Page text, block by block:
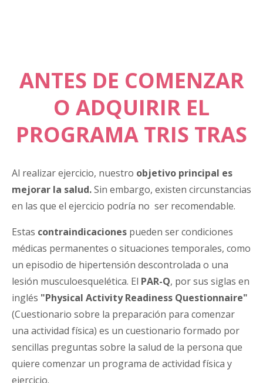
ANTES DE COMENZAR
O ADQUIRIR EL
PROGRAMA TRIS TRAS
Al realizar ejercicio, nuestro objetivo principal es
mejorar la salud.Sin embargo, existen circunstancias
en las que el ejercicio podría no ser recomendable.
Estas contraindicaciones pueden ser condiciones
médicas permanentes o situaciones temporales, como
un episodio de hipertensión descontrolada o una
lesión musculoesquelética. El PAR-Q, por sus siglas en
inglés "Physical Activity Readiness Questionnaire"
(Cuestionario sobre la preparación para comenzar
una actividad física) es un cuestionario formado por
sencillas preguntas sobre la salud de la persona que
quiere comenzar un programa de actividad física y
ejercicio.